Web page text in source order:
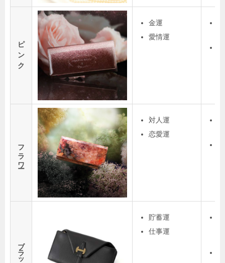
ピ
ン
ク
金運
愛情運
フラワー
対人運
恋愛運
ブラック
貯蓄運
仕事運